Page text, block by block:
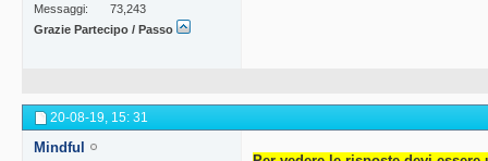
Messaggi
73,243
Grazie Partecipo / Passo
20-08-19, 15: 31
Mindful